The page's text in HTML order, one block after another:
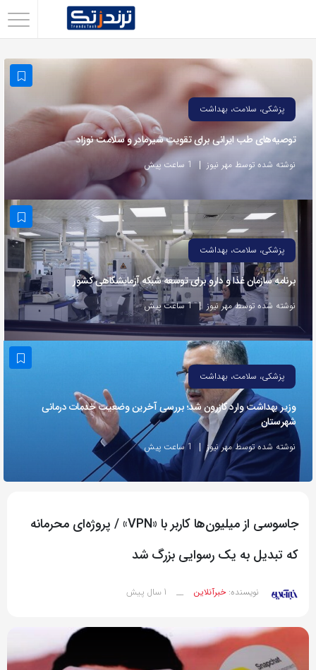
استفاده
از
روش‌های
زیر
این
صفحه
دوستان
خود
اشتراک
کپی
لینک
پزشکی، سلامت، بهداشت
توصیه‌های طب ایرانی برای تقویت شیرمادر و سلامت نوزاد
نوشته شده توسط مهر نیوز 1 ساعت پیش
پزشکی، سلامت، بهداشت
برنامه سازمان غذا و دارو برای توسعه شبکه آزمایشگاهی کشور
نوشته شده توسط مهر نیوز 1 ساعت پیش
پزشکی، سلامت، بهداشت
وزیر بهداشت وارد کازرون شد؛ بررسی آخرین وضعیت خدمات درمانی
شهرستان
نوشته شده توسط مهر نیوز 1 ساعت پیش
جاسوسی از میلیون‌ها کاربر با «VPN» / پروژه‌ای محرمانه‌
که تبدیل به یک رسوایی بزرگ شد
نویسنده:خبرآنلاین __ 1 سال پیش